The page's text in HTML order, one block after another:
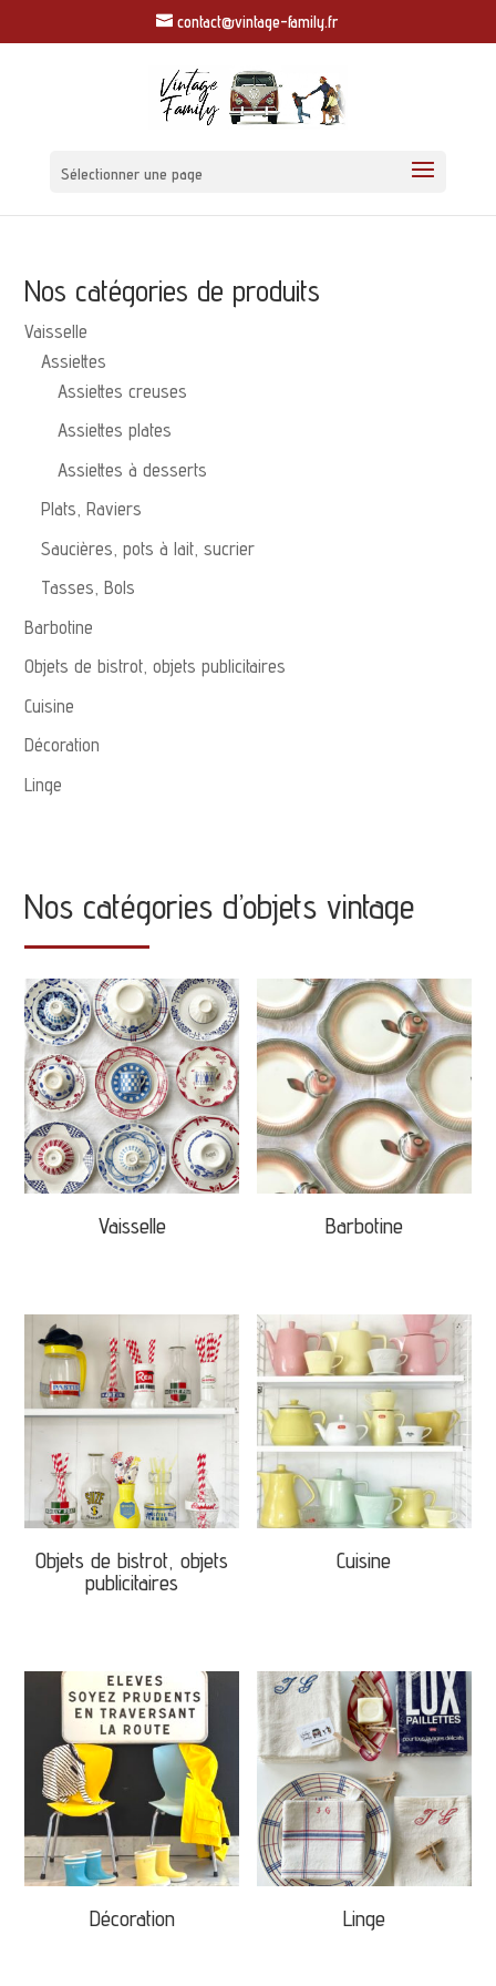
contact@vintage-family.fr
Sélectionner une page
Nos catégories de produits
Vaisselle
Assiettes
Assiettes creuses
Assiettes plates
Assiettes à desserts
Plats, Raviers
Saucières, pots à lait, sucrier
Tasses, Bols
Barbotine
Objets de bistrot, objets publicitaires
Cuisine
Décoration
Linge
Nos catégories d’objets vintage
Vaisselle Barbotine
Objets de bistrot, objets
publicitaires
Cuisine
Décoration Linge